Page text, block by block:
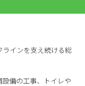
インを支え続ける総
備の工事、トイレや